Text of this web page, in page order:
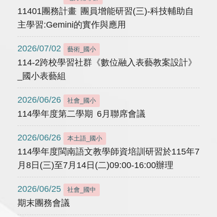
11401團務計畫 團員增能研習(三)-科技輔助自
主學習:Gemini的實作與應用
2026/07/02 藝術_國小
114-2跨校學習社群《數位融入表藝教案設計》
_國小表藝組
2026/06/26 社會_國小
114學年度第二學期 6月聯席會議
2026/06/26 本土語_國小
114學年度閩南語文教學師資培訓研習於115年7
月8日(三)至7月14日(二)09:00-16:00辦理
2026/06/25 社會_國中
期末團務會議